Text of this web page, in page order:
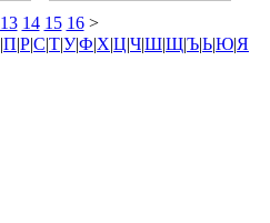
13 14 15 16>
|П|Р|С|Т|У|Ф|Х|Ц|Ч|Ш|Щ|Ъ|Ь|Ю|Я